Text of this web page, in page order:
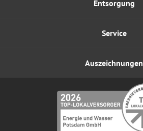
Entsorgung
Service
Auszeichnungen